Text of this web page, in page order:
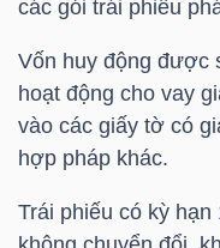
các gói trái phiếu
Vốn huy động được
hoạt động cho vay
vào các giấy tờ có
hợp pháp khác.
Trái phiếu có kỳ
TRÁI
PHIẾU
CÔNG
CỤ